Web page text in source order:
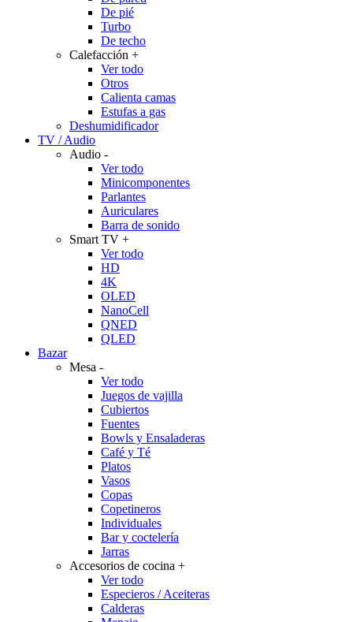
De pié
Turbo
De techo
Calefacción +
Ver todo
Otros
Calienta camas
Estufas a gas
Deshumidificador
TV / Audio
Audio -
Ver todo
Minicomponentes
Parlantes
Auriculares
Barra de sonido
Smart TV +
Ver todo
HD
4K
OLED
NanoCell
QNED
QLED
Bazar
Mesa -
Ver todo
Juegos de vajilla
Cubiertos
Fuentes
Bowls y Ensaladeras
Café y Té
Platos
Vasos
Copas
Copetineros
Individuales
Bar y coctelería
Jarras
Accesorios de cocina +
Ver todo
Especieros / Aceiteras
Calderas